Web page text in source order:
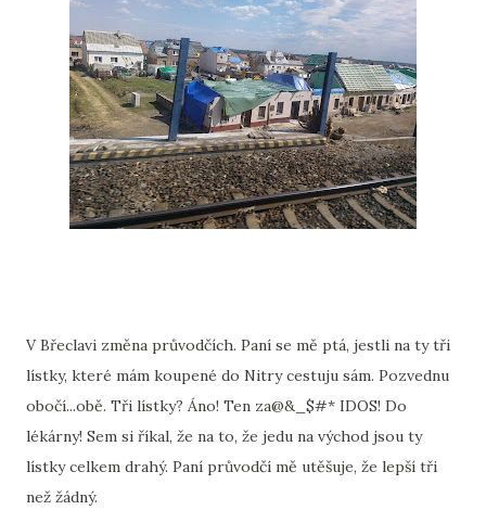
V Břeclavi změna průvodčích. Paní se mě ptá, jestli na ty tři
lístky, které mám koupené do Nitry cestuju sám. Pozvednu
obočí...obě. Tři lístky? Áno! Ten za@&_$#* IDOS! Do
lékárny! Sem si říkal, že na to, že jedu na východ jsou ty
lístky celkem drahý. Paní průvodčí mě utěšuje, že lepší tři
než žádný.